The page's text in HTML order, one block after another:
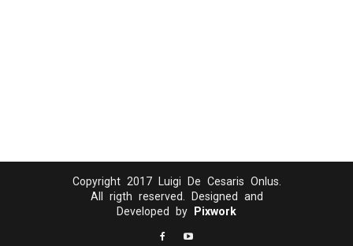
Copyright 2017 Luigi De Cesaris Onlus.
All rigth reserved. Designed and
Developed by Pixwork
The euro continues to depreciate. The